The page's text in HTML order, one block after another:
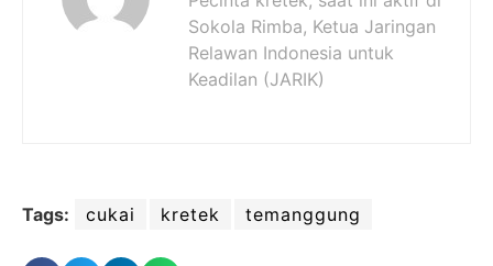
Sokola Rimba, Ketua Jaringan
Relawan Indonesia untuk
Keadilan (JARIK)
Tags: cukai kretek temanggung